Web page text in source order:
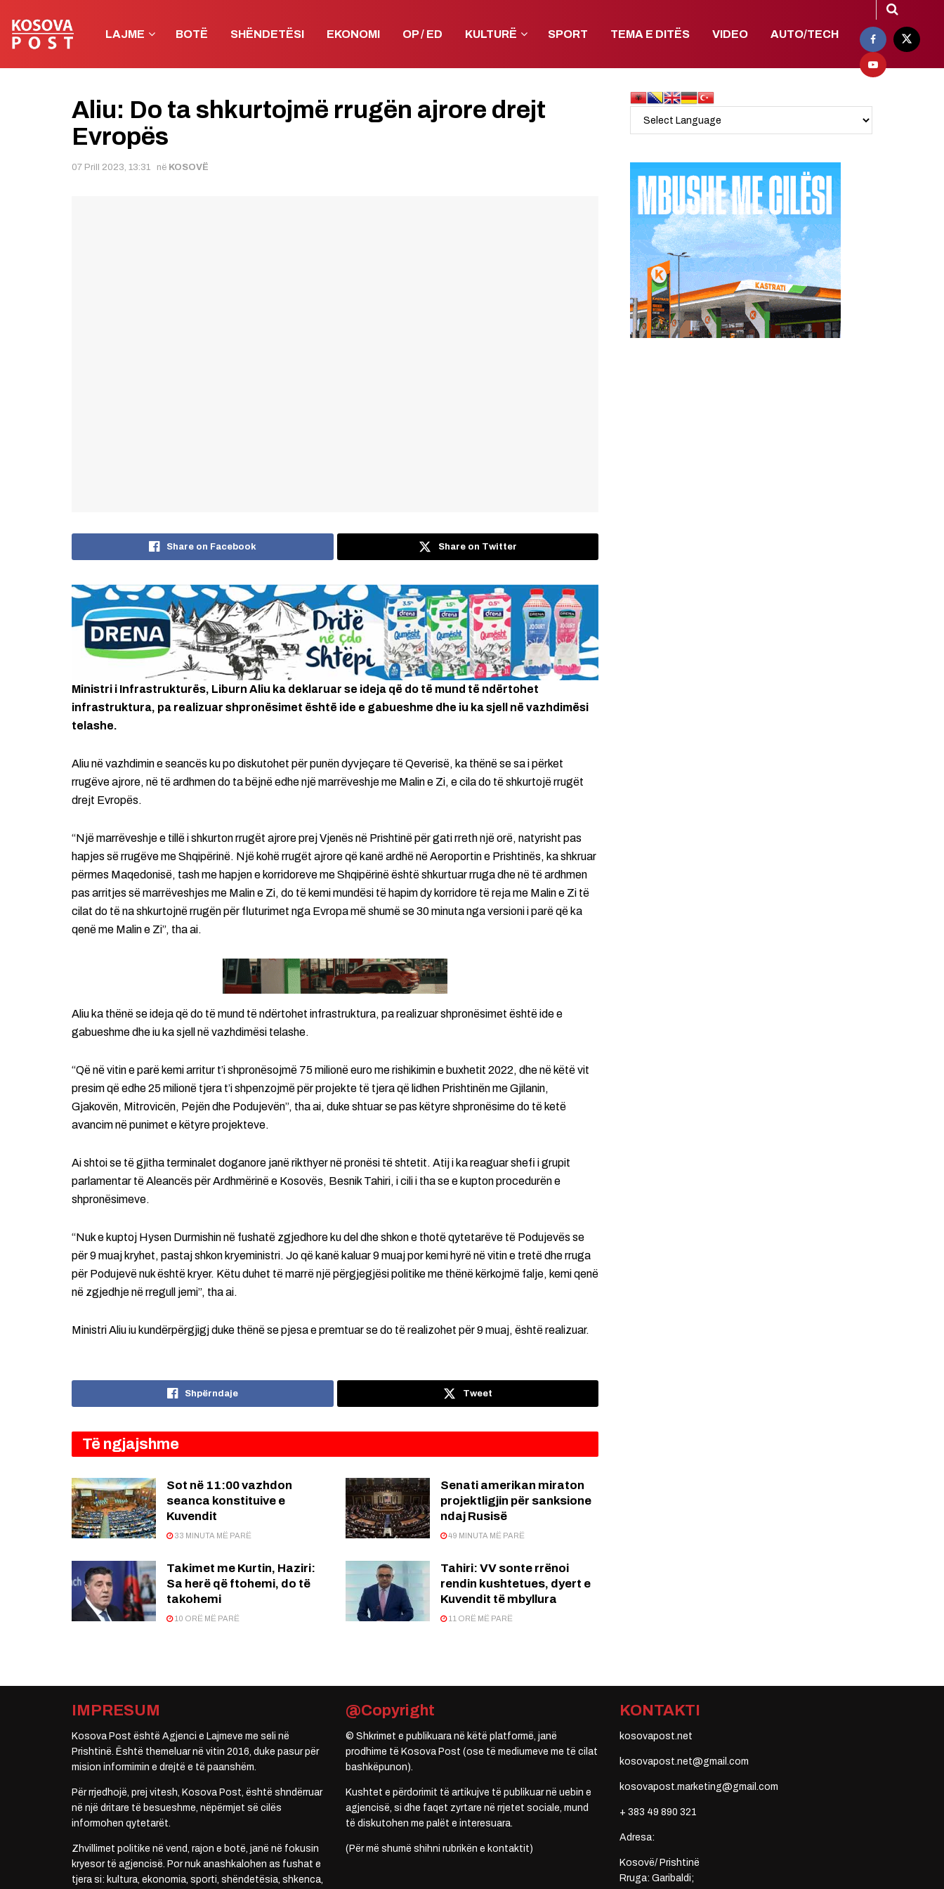
LAJME BOTË SHËNDETËSI EKONOMI OP / ED KULTURË SPORT TEMA E DITËS VIDEO AUTO/TECH
Aliu: Do ta shkurtojmë rrugën ajrore drejt
Evropës
07 Prill 2023, 13:31 në KOSOVË
Share on Facebook Share on Twitter
Ministri i Infrastrukturës, Liburn Aliu ka deklaruar se ideja që do të mund të ndërtohet
infrastruktura, pa realizuar shpronësimet është ide e gabueshme dhe iu ka sjell në vazhdimësi
telashe.
Aliu në vazhdimin e seancës ku po diskutohet për punën dyvjeçare të Qeverisë, ka thënë se sa i përket
rrugëve ajrore, në të ardhmen do ta bëjnë edhe një marrëveshje me Malin e Zi, e cila do të shkurtojë rrugët
drejt Evropës.
“Një marrëveshje e tillë i shkurton rrugët ajrore prej Vjenës në Prishtinë për gati rreth një orë, natyrisht pas
hapjes së rrugëve me Shqipërinë. Një kohë rrugët ajrore që kanë ardhë në Aeroportin e Prishtinës, ka shkruar
përmes Maqedonisë, tash me hapjen e korridoreve me Shqipërinë është shkurtuar rruga dhe në të ardhmen
pas arritjes së marrëveshjes me Malin e Zi, do të kemi mundësi të hapim dy korridore të reja me Malin e Zi të
cilat do të na shkurtojnë rrugën për fluturimet nga Evropa më shumë se 30 minuta nga versioni i parë që ka
qenë me Malin e Zi”, tha ai.
Aliu ka thënë se ideja që do të mund të ndërtohet infrastruktura, pa realizuar shpronësimet është ide e
gabueshme dhe iu ka sjell në vazhdimësi telashe.
“Që në vitin e parë kemi arritur t’i shpronësojmë 75 milionë euro me rishikimin e buxhetit 2022, dhe në këtë vit
presim që edhe 25 milionë tjera t’i shpenzojmë për projekte të tjera që lidhen Prishtinën me Gjilanin,
Gjakovën, Mitrovicën, Pejën dhe Podujevën”, tha ai, duke shtuar se pas këtyre shpronësime do të ketë
avancim në punimet e këtyre projekteve.
Ai shtoi se të gjitha terminalet doganore janë rikthyer në pronësi të shtetit. Atij i ka reaguar shefi i grupit
parlamentar të Aleancës për Ardhmërinë e Kosovës, Besnik Tahiri, i cili i tha se e kupton procedurën e
shpronësimeve.
“Nuk e kuptoj Hysen Durmishin në fushatë zgjedhore ku del dhe shkon e thotë qytetarëve të Podujevës se
për 9 muaj kryhet, pastaj shkon kryeministri. Jo që kanë kaluar 9 muaj por kemi hyrë në vitin e tretë dhe rruga
për Podujevë nuk është kryer. Këtu duhet të marrë një përgjegjësi politike me thënë kërkojmë falje, kemi qenë
në zgjedhje në rregull jemi”, tha ai.
Ministri Aliu iu kundërpërgjigj duke thënë se pjesa e premtuar se do të realizohet për 9 muaj, është realizuar.
Shpërndaje Tweet
Të ngjajshme
Sot në 11:00 vazhdon
seanca konstituive e
Kuvendit
33 MINUTA MË PARË
Senati amerikan miraton
projektligjin për sanksione
ndaj Rusisë
49 MINUTA MË PARË
Takimet me Kurtin, Haziri:
Sa herë që ftohemi, do të
takohemi
10 ORË MË PARË
Tahiri: VV sonte rrënoi
rendin kushtetues, dyert e
Kuvendit të mbyllura
11 ORË MË PARË
IMPRESUM
Kosova Post është Agjenci e Lajmeve me seli në
Prishtinë. Është themeluar në vitin 2016, duke pasur për
mision informimin e drejtë e të paanshëm.
Për rrjedhojë, prej vitesh, Kosova Post, është shndërruar
në një dritare të besueshme, nëpërmjet së cilës
informohen qytetarët.
Zhvillimet politike në vend, rajon e botë, janë në fokusin
kryesor të agjencisë. Por nuk anashkalohen as fushat e
tjera si: kultura, ekonomia, sporti, shëndetësia, shkenca,
@Copyright
© Shkrimet e publikuara në këtë platformë, janë
prodhime të Kosova Post (ose të mediumeve me të cilat
bashkëpunon).
Kushtet e përdorimit të artikujve të publikuar në uebin e
agjencisë, si dhe faqet zyrtare në rrjetet sociale, mund
të diskutohen me palët e interesuara.
(Për më shumë shihni rubrikën e kontaktit)
KONTAKTI
kosovapost.net
kosovapost.net@gmail.com
kosovapost.marketing@gmail.com
+ 383 49 890 321
Adresa:
Kosovë/ Prishtinë
Rruga: Garibaldi;